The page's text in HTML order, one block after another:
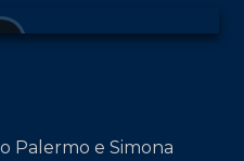
Palermo e Simona